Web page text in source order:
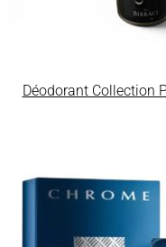
Déodorant Collection